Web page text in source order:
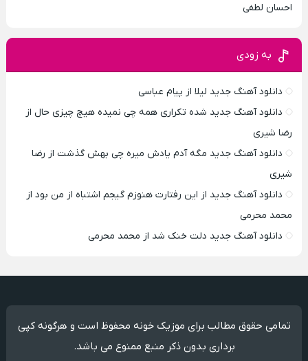
احسان لطفی
به زودی
دانلود آهنگ جدید لیلا از پیام عباسی
دانلود آهنگ جدید شده تکراری همه چی نمیده هیچ چیزی حال از
رضا شیری
دانلود آهنگ جدید مگه آدم یادش میره چی بهش گذشت از رضا
شیری
دانلود آهنگ جدید از این رفتارت هنوزم گیجم اشتباه از من بود از
محمد محرمی
دانلود آهنگ جدید دلت خنک شد از محمد محرمی
تمامی حقوق مطالب برای موزیک خونه محفوظ است و هرگونه کپی
برداری بدون ذکر منبع ممنوع می باشد.